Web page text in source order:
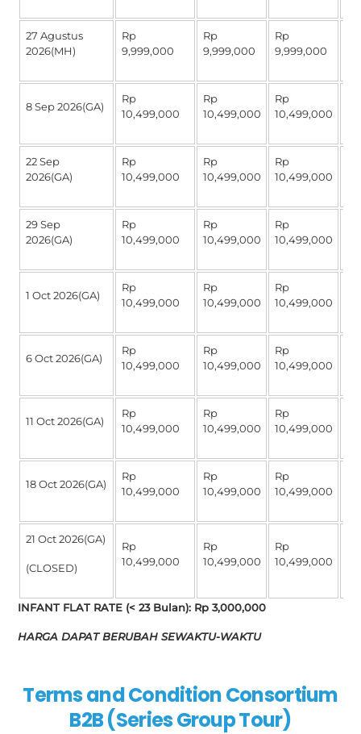
27 Agustus
2026(MH)
Rp
9,999,000
Rp
9,999,000
Rp
9,999,000
8 Sep 2026(GA)
Rp
10,499,000
Rp
10,499,000
Rp
10,499,000
22 Sep
2026(GA)
Rp
10,499,000
Rp
10,499,000
Rp
10,499,000
29 Sep
2026(GA)
Rp
10,499,000
Rp
10,499,000
Rp
10,499,000
1 Oct 2026(GA)
Rp
10,499,000
Rp
10,499,000
Rp
10,499,000
6 Oct 2026(GA)
Rp
10,499,000
Rp
10,499,000
Rp
10,499,000
11 Oct 2026(GA)
Rp
10,499,000
Rp
10,499,000
Rp
10,499,000
18 Oct 2026(GA)
Rp
10,499,000
Rp
10,499,000
Rp
10,499,000
21 Oct 2026(GA)
(CLOSED)
Rp
10,499,000
Rp
10,499,000
Rp
10,499,000
INFANT FLAT RATE (< 23 Bulan): Rp 3,000,000
HARGA DAPAT BERUBAH SEWAKTU-WAKTU
Terms and Condition Consortium
B2B (Series Group Tour)